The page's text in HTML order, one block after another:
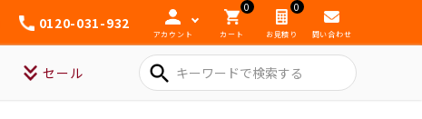
0120-031-932
アカウント
0
カート
0
お見積り 問い合わせ
セール search